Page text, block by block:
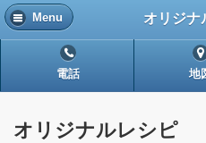
Menu オリジナ
電話 地
オリジナルレシピ